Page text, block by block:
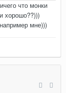
что монки
хорошо??)))
мне)))